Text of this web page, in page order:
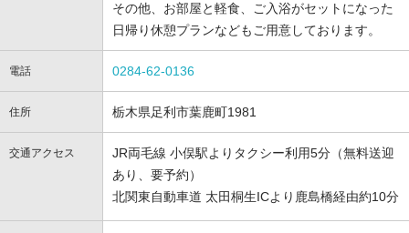
その他、お部屋と軽食、ご入浴がセットになった
日帰り休憩プランなどもご用意しております。
電話 0284-62-0136
住所 栃木県足利市葉鹿町1981
交通アクセス
JR両毛線 小俣駅よりタクシー利用5分（無料送迎
あり、要予約）
北関東自動車道 太田桐生ICより鹿島橋経由約10分